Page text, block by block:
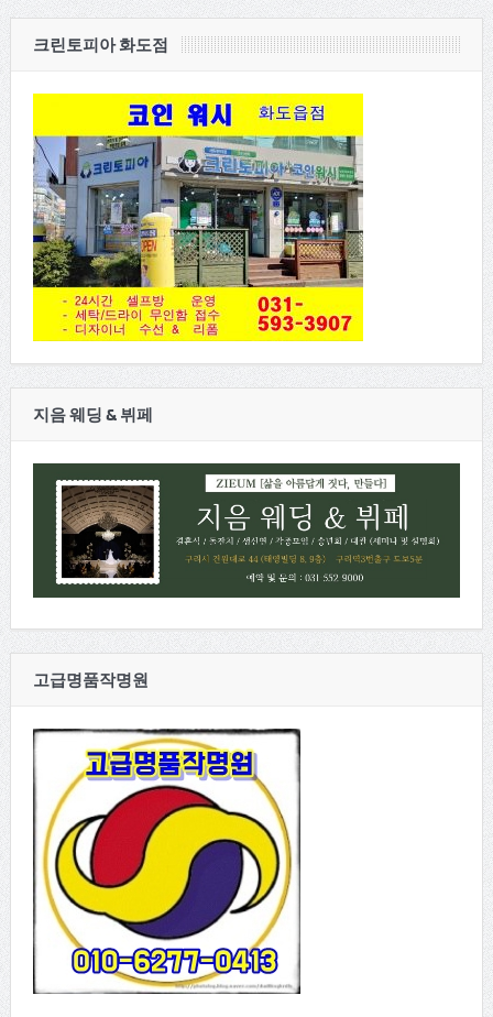
크린토피아 화도점
지음 웨딩 & 뷔페
고급명품작명원